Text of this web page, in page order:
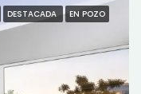
DESTACADA
EN POZO